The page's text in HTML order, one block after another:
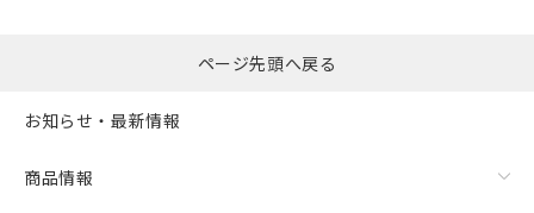
ページ先頭へ戻る
お知らせ・最新情報
商品情報